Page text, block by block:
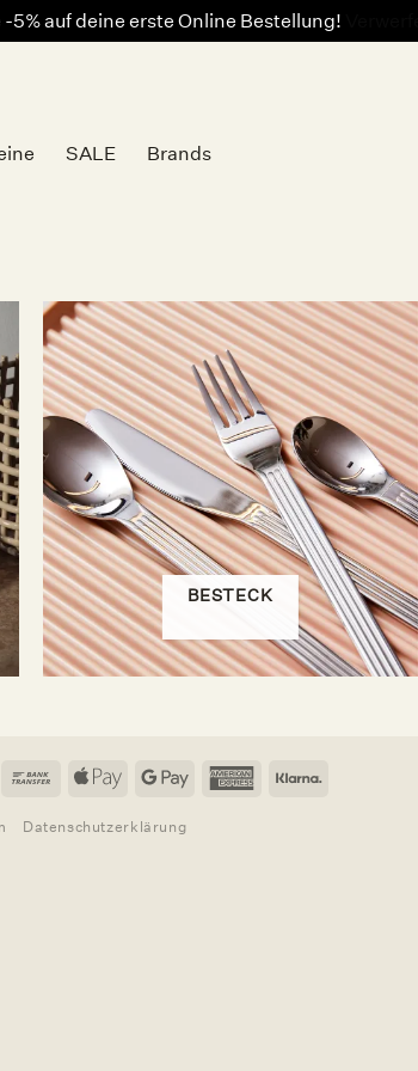
auf deine erste Online Bestellung!
SALE Brands
BESTECK
Bank
Apple
Google
AmericanKlarna
Datenschutzerklärung